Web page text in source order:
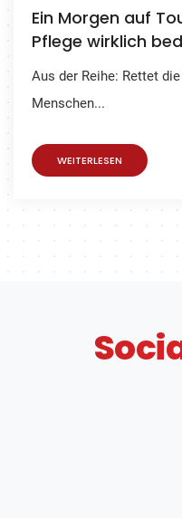
Ein Morgen auf
Pflege wirklich
Aus der Reihe: Rettet
Menschen...
WEITERLESEN